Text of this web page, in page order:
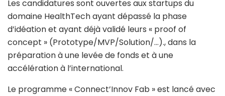
Les candidatures sont ouvertes aux startups du
domaine HealthTech ayant dépassé la phase
d’idéation et ayant déjà validé leurs « proof of
concept » (Prototype/MVP/Solution/…)., dans la
préparation à une levée de fonds et à une
accélération à l’international.
Le programme « Connect’Innov Fab » est lancé avec